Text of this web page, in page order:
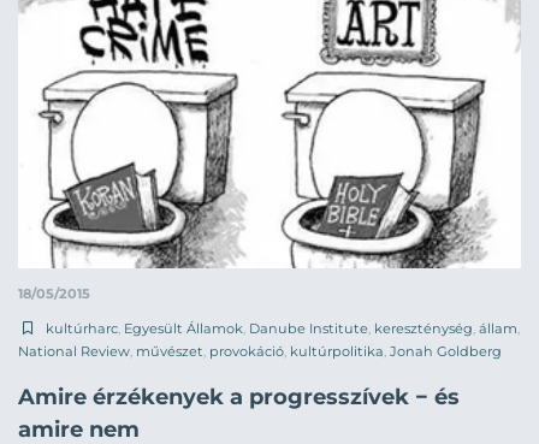
18/05/2015
kultúrharc Egyesült Államok Danube Institute kereszténység állam
National Review művészet provokáció kultúrpolitika Jonah Goldberg
Amire érzékenyek a progresszívek − és
amire nem